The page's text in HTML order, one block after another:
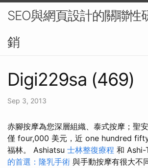
SEO與網頁設計的關聯性
銷
Digi229sa (469)
Sep 3, 2013
赤腳按摩為您深層組織、泰式按摩；聖
僅 four,000 美元，近 one hundred
福林。 Ashiatsu 士林整復療程 和 Ashi-
的首選：隆乳手術 與手動按摩有很大不